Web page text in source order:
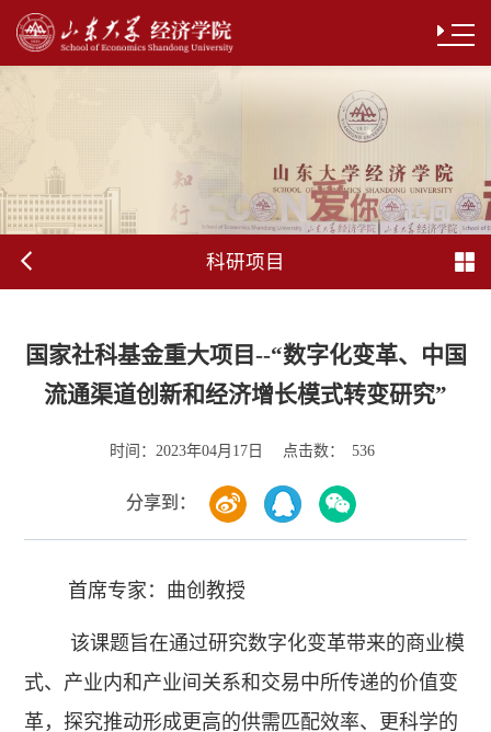
科研项目
国家社科基金重大项目--“数字化变革、中国
流通渠道创新和经济增长模式转变研究”
时间： 2023年04月17日 点击数： 536
分享到：
首席专家：曲创教授
该课题旨在通过研究数字化变革带来的商业模
式、产业内和产业间关系和交易中所传递的价值变
革，探究推动形成更高的供需匹配效率、更科学的